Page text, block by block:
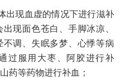
出现血虚的情况下进行滋补
现面色苍白、手脚冰凉、
调、失眠多梦、心悸等病
过服用大枣、阿胶进行补
药等药物进行补血；